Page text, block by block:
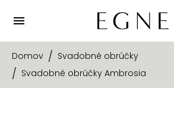
Domov
Svadobné obrúčky
Svadobné obrúčky Ambrosia